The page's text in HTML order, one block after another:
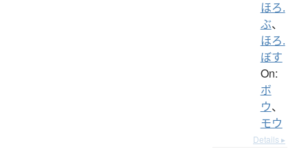
ほろ.
ぶ、
ほろ.
ぼす
On:
ボ
ウ、
モウ
Details ▸